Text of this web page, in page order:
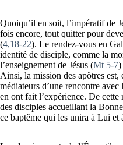
Quoiqu’il en soit, l’impératif de
fois encore, tout quitter pour
(4,18-22). Le rendez-vous en
identité de disciple, comme la
l’enseignement de Jésus (Mt 5-7)
Ainsi, la mission des apôtres est,
médiateurs d’une rencontre
en ont fait l’expérience. De cette
des disciples accueillant la
ce baptême qui les unira à Lui et